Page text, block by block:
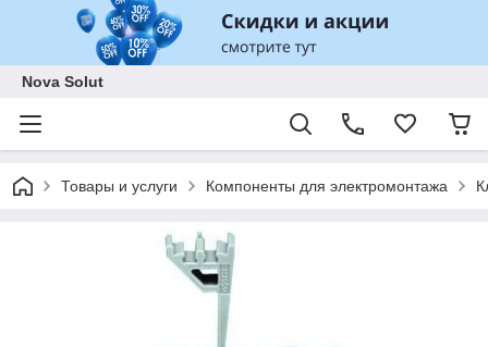
Nova Solut
Товары и услуги Компоненты для электромонтажа